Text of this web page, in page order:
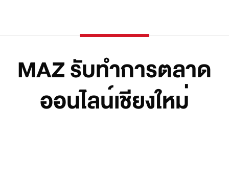
MAZ รับทำการตลาด
ออนไลน์เชียงใหม่